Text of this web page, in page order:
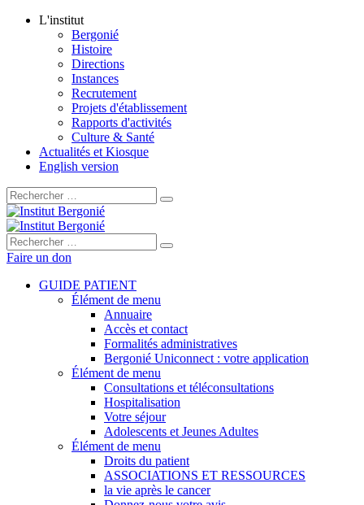
L'institut
Bergonié
Histoire
Directions
Instances
Recrutement
Projets d'établissement
Rapports d'activités
Culture & Santé
Actualités et Kiosque
English version
Rechercher :
Rechercher :
Faire un don
GUIDE PATIENT
Élément de menu
Annuaire
Accès et contact
Formalités administratives
Bergonié Uniconnect : votre application
Élément de menu
Consultations et téléconsultations
Hospitalisation
Votre séjour
Adolescents et Jeunes Adultes
Élément de menu
Droits du patient
ASSOCIATIONS ET RESSOURCES
la vie après le cancer